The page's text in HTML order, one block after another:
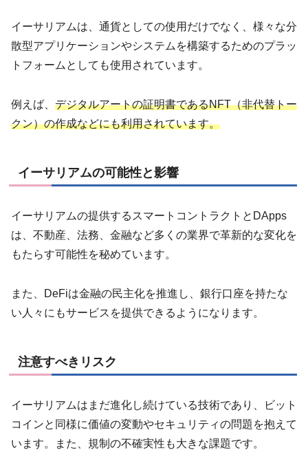
イーサリアムは、通貨としての使用だけでなく、様々な分
散型アプリケーションやシステムを構築するためのプラッ
トフォームとしても使用されています。
例えば、 デジタルアートの証明書であるNFT（非代替トー
クン）の作成などにも利用されています。
イーサリアムの可能性と影響
イーサリアムの提供するスマートコントラクトとDApps
は、不動産、法務、金融など多くの業界で革新的な変化を
もたらす可能性を秘めています。
また、DeFiは金融の民主化を推進し、銀行口座を持たな
い人々にもサービスを提供できるようになります。
注意すべきリスク
イーサリアムはまだ進化し続けている技術であり、ビット
コインと同様に価値の変動やセキュリティの問題を抱えて
います。また、規制の不確実性も大きな課題です。